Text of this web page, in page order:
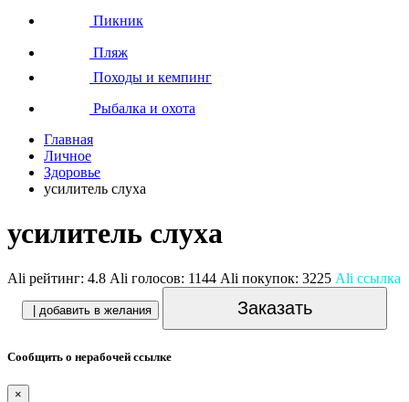
Пикник
Пляж
Походы и кемпинг
Рыбалка и охота
Главная
Личное
Здоровье
усилитель слуха
усилитель слуха
Ali рейтинг: 4.8 Ali голосов: 1144 Ali покупок: 3225 Ali ссылка
| добавить в желания Заказать
Сообщить о нерабочей ссылке
×